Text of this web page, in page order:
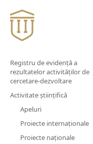
Registru de evidenţă a
rezultatelor activităţilor de
cercetare-dezvoltare
Activitate științifică
Apeluri
Proiecte internaționale
Proiecte naționale